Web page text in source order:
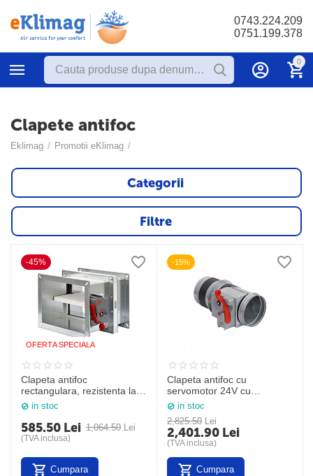
0743.224.209
0751.199.378
0
Clapete antifoc
Eklimag / Promotii eKlimag /
Categorii
Filtre
OFERTA SPECIALA
-45%
Clapeta antifoc
rectangulara, rezistenta la
foc 120 min., 400 x 200
mm, MDF-30 EURO, Brofer
in stoc
1,064.50 Lei
585.50 Lei
(TVA inclusa)
Cumpara
-15%
Clapeta antifoc cu
servomotor 24V cu
termofuzibil, model BTT-30
EUROM D 450 mm +
BFL24-T, Brofer, Italia
in stoc
2,825.50 Lei
2,401.90 Lei
(TVA inclusa)
Cumpara